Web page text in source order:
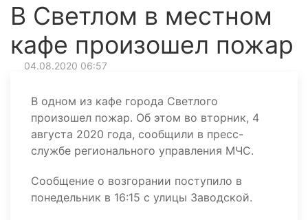
В Светлом в местном
кафе произошел пожар
04.08.2020 06:57
В одном из кафе города Светлого
произошел пожар. Об этом во вторник, 4
августа 2020 года, сообщили в пресс-
службе регионального управления МЧС.
Сообщение о возгорании поступило в
понедельник в 16:15 с улицы Заводской.